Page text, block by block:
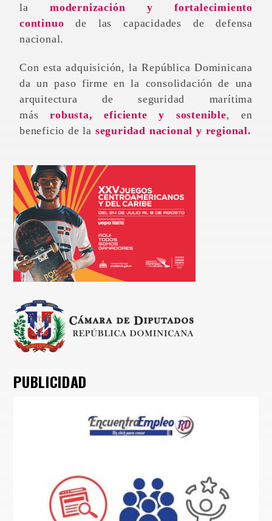
la modernización y fortalecimiento
continuo de las capacidades de defensa
nacional.
Con esta adquisición, la República Dominicana
da un paso firme en la consolidación de una
arquitectura de seguridad marítima
másrobusta, eficiente y sostenible, en
beneficio de la seguridad nacional y regional.
PUBLICIDAD